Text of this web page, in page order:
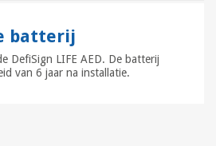
batterij
DefiSign LIFE AED. De batterij
van 6 jaar na installatie.